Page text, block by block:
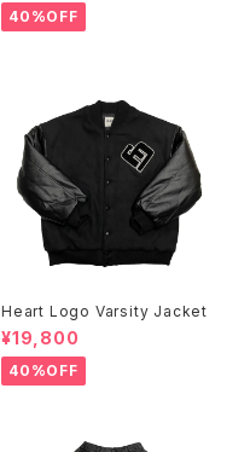
40%OFF
Heart Logo Varsity Jacket
¥19,800
40%OFF